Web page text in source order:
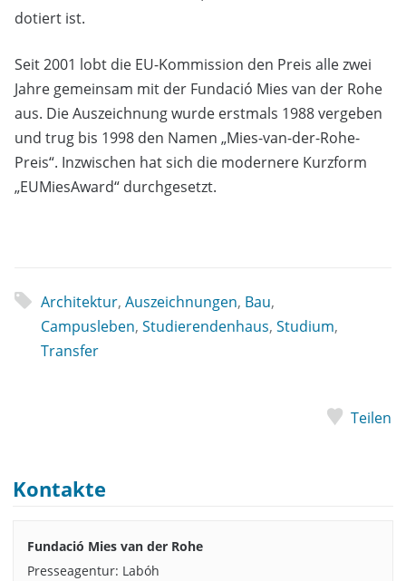
dotiert ist.
Seit 2001 lobt die EU-Kommission den Preis alle zwei
Jahre gemeinsam mit der Fundació Mies van der Rohe
aus. Die Auszeichnung wurde erstmals 1988 vergeben
und trug bis 1998 den Namen „Mies-van-der-Rohe-
Preis“. Inzwischen hat sich die modernere Kurzform
„EUMiesAward“ durchgesetzt.
Architektur, Auszeichnungen, Bau,
Campusleben, Studierendenhaus, Studium,
Transfer
Teilen
Kontakte
Fundació Mies van der Rohe
Presseagentur: Labóh